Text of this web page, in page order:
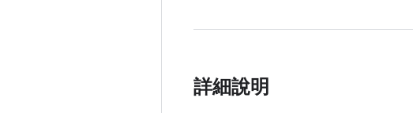
詳細說明